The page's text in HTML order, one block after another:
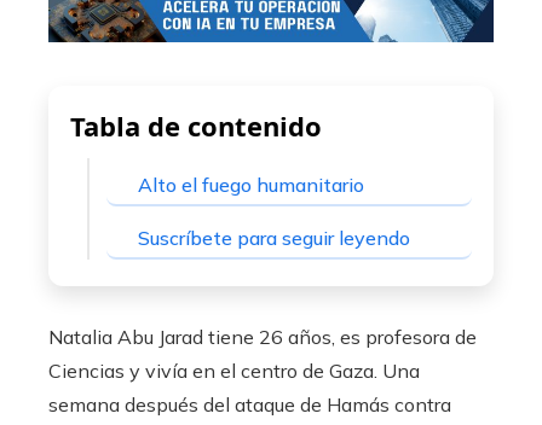
Tabla de contenido
Alto el fuego humanitario
Suscríbete para seguir leyendo
Natalia Abu Jarad tiene 26 años, es profesora de
Ciencias y vivía en el centro de Gaza. Una
semana después del ataque de Hamás contra